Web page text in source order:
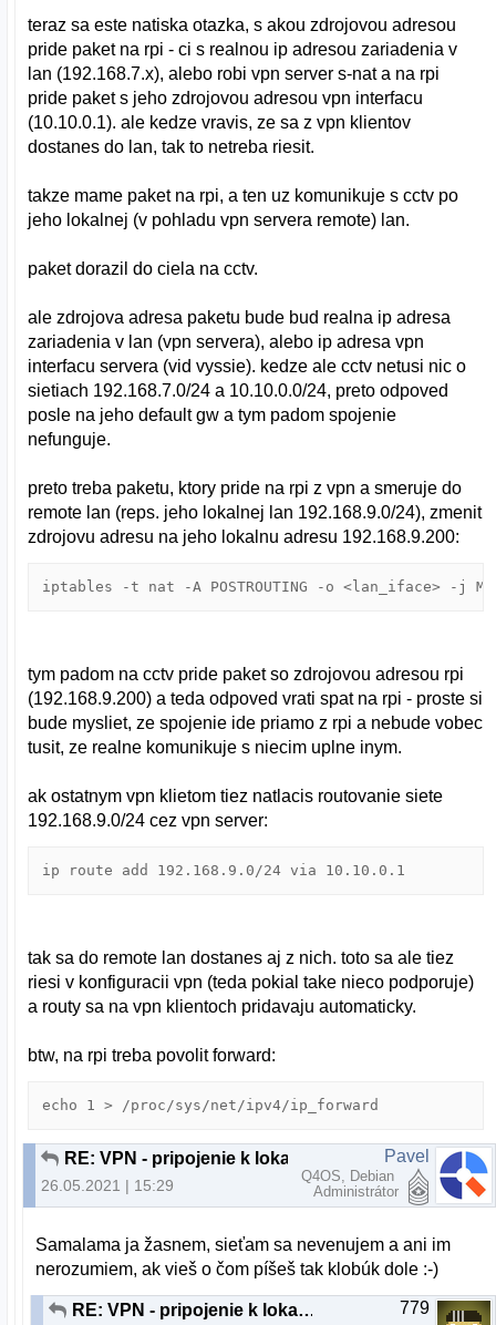
teraz sa este natiska otazka, s akou zdrojovou adresou
pride paket na rpi - ci s realnou ip adresou zariadenia v
lan (192.168.7.x), alebo robi vpn server s-nat a na rpi
pride paket s jeho zdrojovou adresou vpn interfacu
(10.10.0.1). ale kedze vravis, ze sa z vpn klientov
dostanes do lan, tak to netreba riesit.
takze mame paket na rpi, a ten uz komunikuje s cctv po
jeho lokalnej (v pohladu vpn servera remote) lan.
paket dorazil do ciela na cctv.
ale zdrojova adresa paketu bude bud realna ip adresa
zariadenia v lan (vpn servera), alebo ip adresa vpn
interfacu servera (vid vyssie). kedze ale cctv netusi nic o
sietiach 192.168.7.0/24 a 10.10.0.0/24, preto odpoved
posle na jeho default gw a tym padom spojenie
nefunguje.
preto treba paketu, ktory pride na rpi z vpn a smeruje do
remote lan (reps. jeho lokalnej lan 192.168.9.0/24), zmenit
zdrojovu adresu na jeho lokalnu adresu 192.168.9.200:
iptables -t nat -A POSTROUTING -o <lan_iface> -j
tym padom na cctv pride paket so zdrojovou adresou rpi
(192.168.9.200) a teda odpoved vrati spat na rpi - proste si
bude mysliet, ze spojenie ide priamo z rpi a nebude vobec
tusit, ze realne komunikuje s niecim uplne inym.
ak ostatnym vpn klietom tiez natlacis routovanie siete
192.168.9.0/24 cez vpn server:
ip route add 192.168.9.0/24 via 10.10.0.1
tak sa do remote lan dostanes aj z nich. toto sa ale tiez
riesi v konfiguracii vpn (teda pokial take nieco podporuje)
a routy sa na vpn klientoch pridavaju automaticky.
btw, na rpi treba povolit forward:
echo 1 > /proc/sys/net/ipv4/ip_forward
26.05.2021 | 15:29
Pavel
Q4OS, Debian
Administrátor
Samalama ja žasnem, sieťam sa nevenujem a ani im
nerozumiem, ak vieš o čom píšeš tak klobúk dole :-)
RE: VPN - pripojenie k lokalnej sieti cez klienta 779